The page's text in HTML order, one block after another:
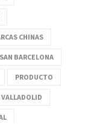
CHINAS
BARCELONA
PRODUCTO
VALLADOLID